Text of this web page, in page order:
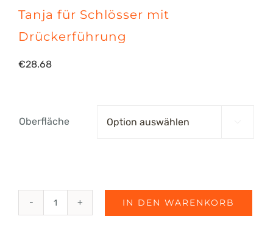
Tanja für Schlösser mit
Drückerführung
€28.68
Oberfläche
fri-
IN DEN WARENKORB